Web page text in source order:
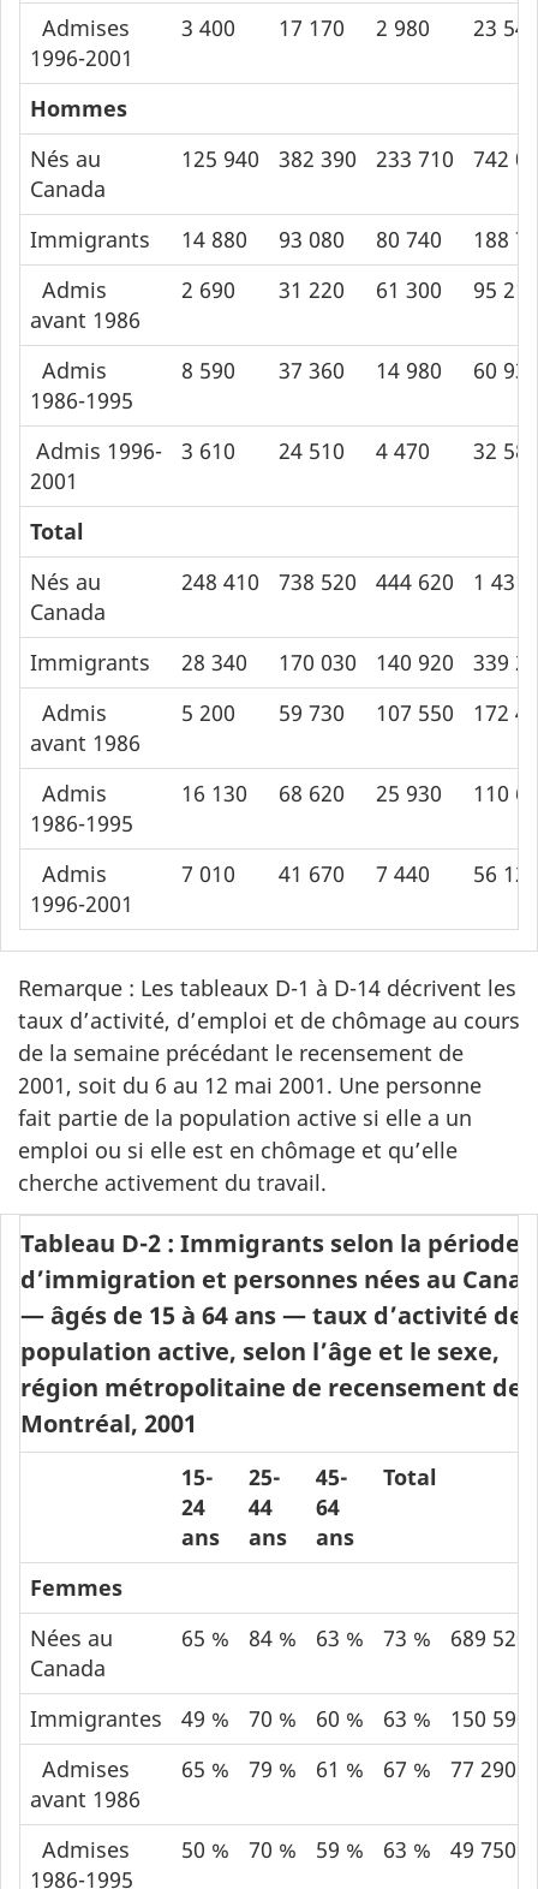
Admises
1996-2001
3 400 17 170 2 980 23 540
Hommes
Nés au
Canada
125 940 382 390 233 710 742
Immigrants 14 880 93 080 80 740
188
Admis
avant 1986
2 690 31 220 61 300 95 210
Admis
1986-1995
8 590 37 360 14 980 60 930
Admis 1996-
2001
3 610 24 510 4 470 32 580
Total
Nés au
Canada
248 410 738 520 444 620 1 431
Immigrants 28 340 170 030 140 920
339
Admis
avant 1986
5 200 59 730 107 550 172
Admis
1986-1995
16 130 68 620 25 930 110
Admis
1996-2001
7 010 41 670 7 440 56 120
Remarque : Les tableaux D-1 à D-14 décrivent les
taux d’activité, d’emploi et de chômage au cours
de la semaine précédant le recensement de
2001, soit du 6 au 12 mai 2001. Une personne
fait partie de la population active si elle a un
emploi ou si elle est en chômage et qu’elle
cherche activement du travail.
Tableau D-2 : Immigrants selon la période
d’immigration et personnes nées au
— âgés de 15 à 64 ans — taux d’activité de
population active, selon l’âge et le sexe,
région métropolitaine de recensement de
Montréal, 2001
15-
24
ans
25-
44
ans
45-
64
ans
Total
Femmes
Nées au
Canada
65 % 84 % 63 % 73 % 689 520
Immigrantes 49 % 70 % 60 % 63 %
150 590
Admises
avant 1986
65 % 79 % 61 % 67 % 77 290
Admises
1986-1995
50 % 70 % 59 % 63 % 49 750